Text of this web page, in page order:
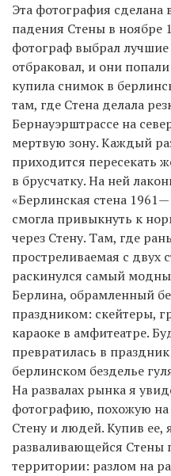
Эта фотография
падения Стены в ноябре
фотограф выбрал
отбраковал, и они
купила снимок в
там, где Стена делала
Бернауэрштрассе на
мертвую зону. Каждый
приходится пересекать
в брусчатку. На ней
«Берлинская стена
смогла привыкнуть к
через Стену. Там, где
простреливаемая с двух
раскинулся самый
Берлина, обрамленный
праздником: скейтеры,
караоке в амфитеатре.
превратилась в
берлинском безделье
На развалах рынка я
фотографию, похожую
Стену и людей. Купив ее,
разваливающейся Стены
территории: разлом на